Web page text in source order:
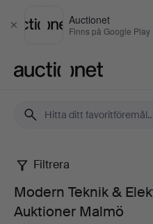
Stäng
Auctionet
Finns på Google Play
Modern
Teknik
Filtrera
Modern Teknik &
Auktioner Malmö